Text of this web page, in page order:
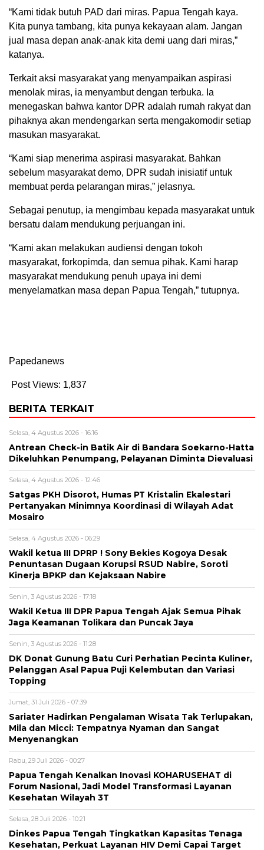
“Kami tidak butuh PAD dari miras. Papua Tengah kaya.
Kita punya tambang, kita punya kekayaan alam. Jangan
jual masa depan anak-anak kita demi uang dari miras,”
katanya.
Terkait aksi masyarakat yang menyampaikan aspirasi
menolak miras, ia menyambut dengan terbuka. Ia
menegaskan bahwa kantor DPR adalah rumah rakyat dan
pihaknya akan mendengarkan serta mengakomodir setiap
masukan masyarakat.
“Kami siap menerima aspirasi masyarakat. Bahkan
sebelum masyarakat demo, DPR sudah inisiatif untuk
membuat perda pelarangan miras,” jelasnya.
Sebagai penutup, ia mengimbau kepada masyarakat untuk
bersatu dalam mendukung perjuangan ini.
“Kami akan melakukan audiensi dengan tokoh
masyarakat, forkopimda, dan semua pihak. Kami harap
masyarakat mendukung penuh upaya ini demi
menyelamatkan masa depan Papua Tengah,” tutupnya.
Papedanews
Post Views: 1,837
BERITA TERKAIT
Selasa, 4 Agustus 2026 - 16:16
Antrean Check-in Batik Air di Bandara Soekarno-Hatta
Dikeluhkan Penumpang, Pelayanan Diminta Dievaluasi
Selasa, 4 Agustus 2026 - 12:46
Satgas PKH Disorot, Humas PT Kristalin Ekalestari
Pertanyakan Minimnya Koordinasi di Wilayah Adat
Mosairo
Selasa, 4 Agustus 2026 - 06:29
Wakil ketua III DPRP ! Sony Bekies Kogoya Desak
Penuntasan Dugaan Korupsi RSUD Nabire, Soroti
Kinerja BPKP dan Kejaksaan Nabire
Senin, 3 Agustus 2026 - 17:18
Wakil Ketua III DPR Papua Tengah Ajak Semua Pihak
Jaga Keamanan Tolikara dan Puncak Jaya
Senin, 3 Agustus 2026 - 11:28
DK Donat Gunung Batu Curi Perhatian Pecinta Kuliner,
Pelanggan Asal Papua Puji Kelembutan dan Variasi
Topping
Jumat, 31 Juli 2026 - 07:39
Sariater Hadirkan Pengalaman Wisata Tak Terlupakan,
Mila dan Micci: Tempatnya Nyaman dan Sangat
Menyenangkan
Rabu, 29 Juli 2026 - 00:27
Papua Tengah Kenalkan Inovasi KOHARUSEHAT di
Forum Nasional, Jadi Model Transformasi Layanan
Kesehatan Wilayah 3T
Selasa, 28 Juli 2026 - 10:21
Dinkes Papua Tengah Tingkatkan Kapasitas Tenaga
Kesehatan, Perkuat Layanan HIV Demi Capai Target